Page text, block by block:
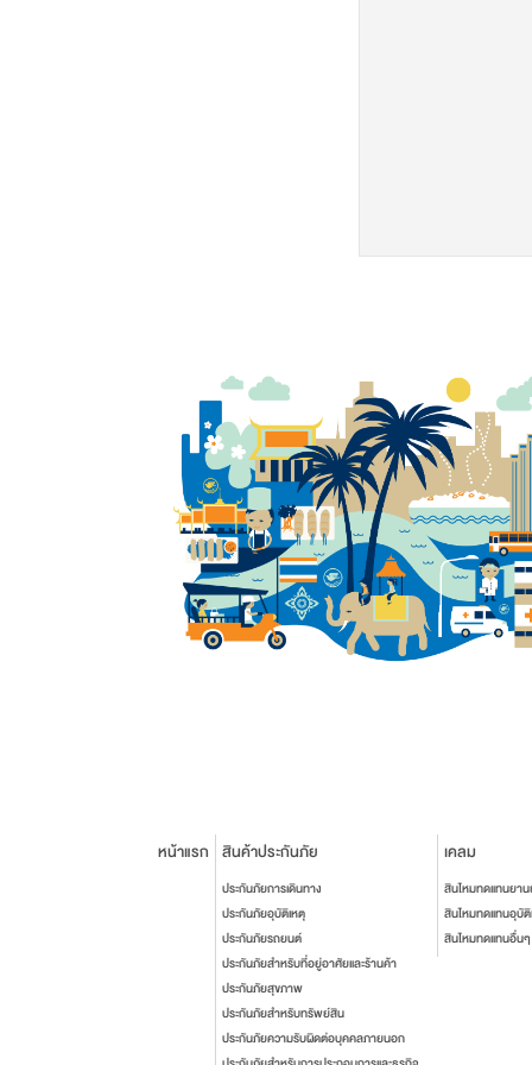
หน้าแรก สินค้าประกันภัย
ประกันภัยการเดินทาง
ประกันภัยอุบัติเหตุ
ประกันภัยรถยนต์
ประกันภัยสำหรับที่อยู่อาศัยและร้านค้า
ประกันภัยสุขภาพ
ประกันภัยสำหรับทรัพย์สิน
ประกันภัยความรับผิดต่อบุคคลภายนอก
เคลม
สินไหมทดแทนยา
สินไหมทดแทนอุบั
สินไหมทดแทนอื่นๆ